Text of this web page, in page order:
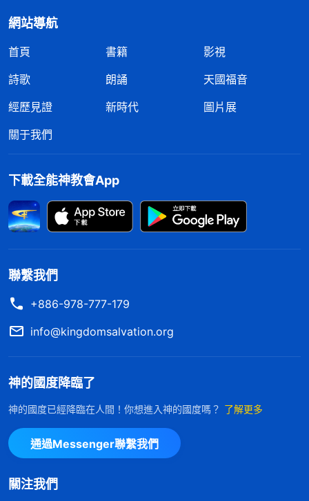
威脅到他的地位，他就打壓、孤立這些人，不許這些
毒。我的表現不是和敵基督一樣嗎？自從張敬心調來
跟我配搭後，看到她工作能力比我强，交通真理也比
我好，我心裏就很不是滋味，把張敬心當成了仇敵、
對頭，認為她一來就占了主導地位，把我的風頭全搶
光了，如果她再把工作果效提升上來，那就更顯得我
不帶她熟悉工作。看到澆灌的果效不好，我也不跟
作果效連續下滑時，我不但不着急上火，還幸灾樂
禍，覺得工作果效不好才好呢，這樣帶領肯定覺得她
不如我，我的地位就保住了。我只在乎自己的名譽地
人澆灌不好會造成什麽後果，我真是太自私、惡毒
個不願意，覺得她很快會超過我，甚至取代我，我就
找理由拒絶。為了保住自己的地位，我排斥張敬心，
把教會當成自己的地盤，不允許她在我負責的範圍内
有任何嶄露頭角、發揮特長的機會，我這不是專權
網站導航
首頁 書籍
影視
詩歌
朗誦
天國福音
經歷見證
新時代
圖片展
關于我們
下載全能神教會App
聯繫我們
+886-978-777-179
info@kingdomsalvation.org
神的國度降臨了
神的國度已經降臨在人間！你想進入神的國度嗎？ 了解更多
通過Messenger聯繫我們
關注我們